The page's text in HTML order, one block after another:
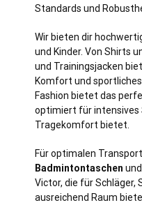
Standards und
Wir bieten dir
und Kinder. Von Shirts
und Trainingsjacken
Komfort und
Fashion bietet das
optimiert für intensives
Tragekomfort bietet.
Für optimalen
Badmintontaschen und
Victor, die für Schläger,
ausreichend Raum